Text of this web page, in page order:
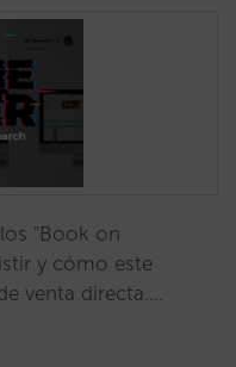
"Book on
y cómo este
venta directa.…